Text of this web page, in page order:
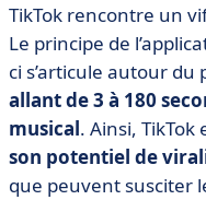
TikTok rencontre un
Le principe de
ci s’articule autour
allant de 3 à 180
musical. Ainsi,
son potentiel de
que peuvent susciter